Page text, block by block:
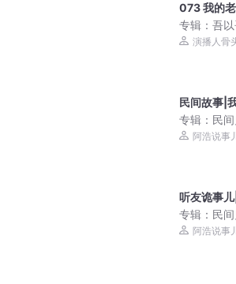
073 我的
专辑： 吾
术丨都市丨
演播人骨
民间故事|
专辑： 民
阿浩说事
听友诡事
专辑： 民
阿浩说事